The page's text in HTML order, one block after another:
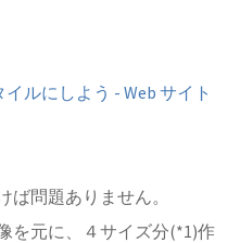
ルにしよう - Web サイト
問題ありません。
を元に、４サイズ分(*1)作